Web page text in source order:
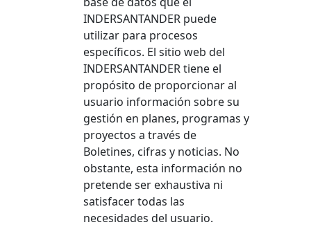
INDERSANTANDER puede
utilizar para procesos
específicos. El sitio web del
INDERSANTANDER tiene el
propósito de proporcionar al
usuario información sobre su
gestión en planes, programas y
proyectos a través de
Boletines, cifras y noticias. No
obstante, esta información no
pretende ser exhaustiva ni
satisfacer todas las
necesidades del usuario.